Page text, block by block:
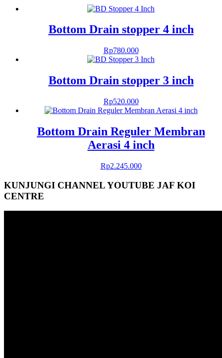
Bottom Drain stopper 4 inch
Rp780.000
Bottom Drain stopper 3 inch
Rp520.000
Bottom Drain Reguler Membran
Aerasi 4 inch
Rp2.245.000
KUNJUNGI CHANNEL YOUTUBE JAF KOI
CENTRE